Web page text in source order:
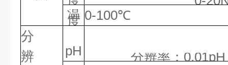
温
度 0-100℃
分
辨
pH 分辨率：0.01pH